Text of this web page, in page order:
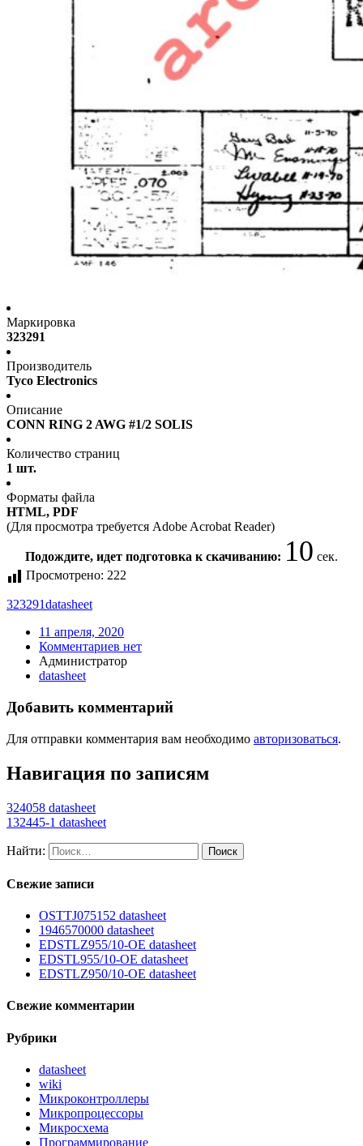
Маркировка
323291
Производитель
Tyco Electronics
Описание
CONN RING 2 AWG #1/2 SOLIS
Количество страниц
1 шт.
Форматы файла
HTML, PDF
(Для просмотра требуется Adobe Acrobat Reader)
Подождите, идет подготовка к скачиванию: 10 сек.
Просмотрено: 222
323291datasheet
11 апреля, 2020
Комментариев нет
Администратор
datasheet
Добавить комментарий
Для отправки комментария вам необходимо авторизоваться.
Навигация по записям
324058 datasheet
132445-1 datasheet
Найти:
Свежие записи
OSTTJ075152 datasheet
1946570000 datasheet
EDSTLZ955/10-OE datasheet
EDSTL955/10-OE datasheet
EDSTLZ950/10-OE datasheet
Свежие комментарии
Рубрики
datasheet
wiki
Микроконтроллеры
Микропроцессоры
Микросхема
Программирование